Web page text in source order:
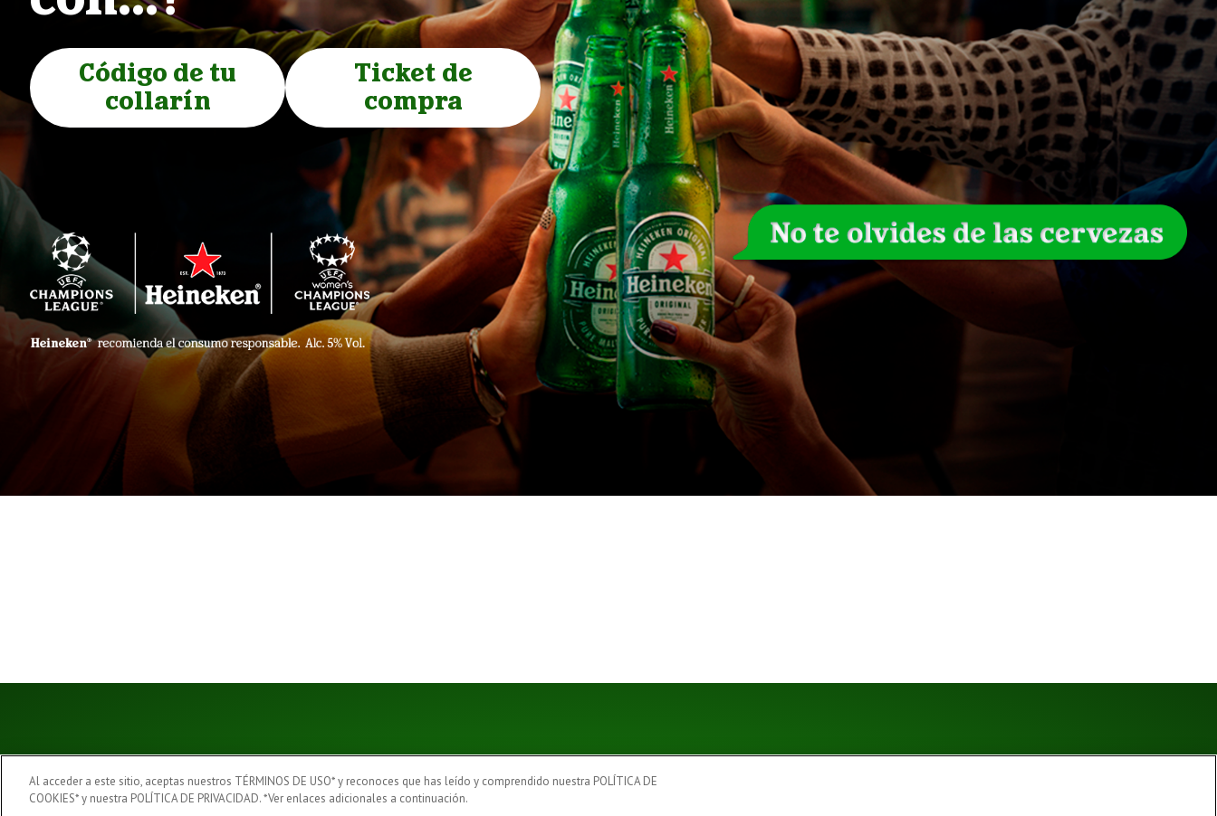
Al acceder a este sitio, aceptas nuestros TÉRMINOS DE USO* y reconoces que has leído y comprendido nuestra POLÍTICA DE
COOKIES* y nuestra POLÍTICA DE PRIVACIDAD. *Ver enlaces adicionales a continuación.